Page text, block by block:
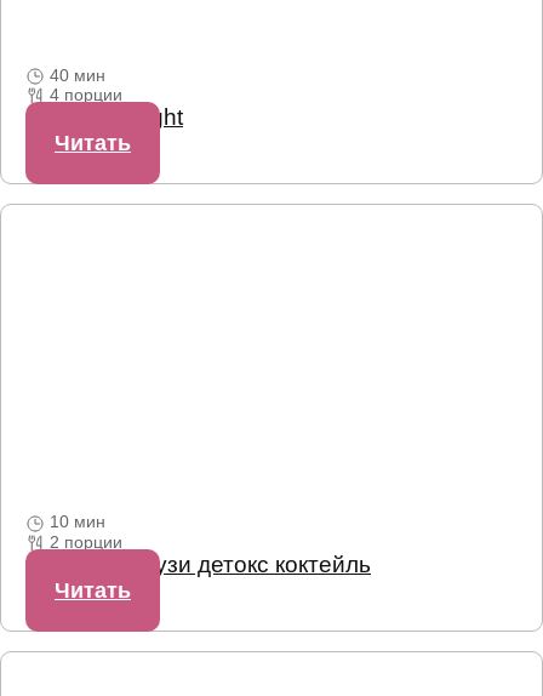
40 мин
4 порции
Салат Avolight
Читать
10 мин
2 порции
Зеленый смузи детокс коктейль
Читать